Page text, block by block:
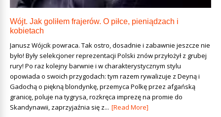
Wójt. Jak goliłem frajerów. O piłce, pieniądzach i
kobietach
Janusz Wójcik powraca. Tak ostro, dosadnie i zabawnie jeszcze nie
było! Były selekcjoner reprezentacji Polski znów przyłożył z grubej
rury! Po raz kolejny barwnie i w charakterystycznym stylu
opowiada o swoich przygodach: tym razem rywalizuje z Deyną i
Gadochą o piękną blondynkę, przemyca Polkę przez afgańską
granicę, poluje na tygrysa, rozkręca imprezę na promie do
Skandynawii, zaprzyjaźnia się z... [Read More]